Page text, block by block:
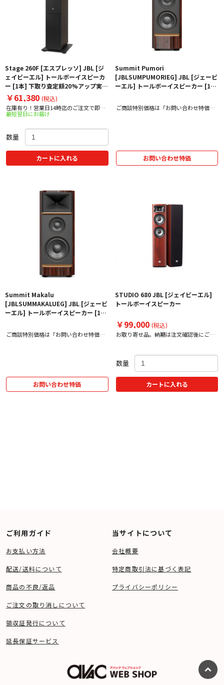
Stage 260F [エスプレッソ] JBL [ジ
ェイビーエル] トールボーイスピーカ
ー [1本] 下取り査定額20%アップ実施
中！
￥61,380 (税込)
在庫有り！営業日14時迄のご注文で即日
出荷！
最短翌日にお届け
数量
カートに入れる
Summit Pumori
[JBLSUMPUMORIEG] JBL [ジェービ
ーエル] トールボーイスピーカー [1本]
格、納期お問い合わせ用】【2025年冬
発売予定】
ご商談特別価格は「お問い合わせ特価」
お問い合わせ特価
Summit Makalu
[JBLSUMMAKALUEG] JBL [ジェービ
ーエル] トールボーイスピーカー [1本]
格、納期お問い合わせ用】
ご商談特別価格は「お問い合わせ特価」
お問い合わせ特価
STUDIO 680 JBL [ジェイビーエル]
トールボーイスピーカー
￥99,000 (税込)
お取り寄せ品。納期は注文確認後にご案
数量
カートに入れる
ご利用ガイド
お支払い方法
配送/送料について
商品の不良/返品
ご注文の取り消しについて
領収証発行について
延長保証サービス
当サイトについて
会社概要
特定商取引法に基づく表記
プライバシーポリシー